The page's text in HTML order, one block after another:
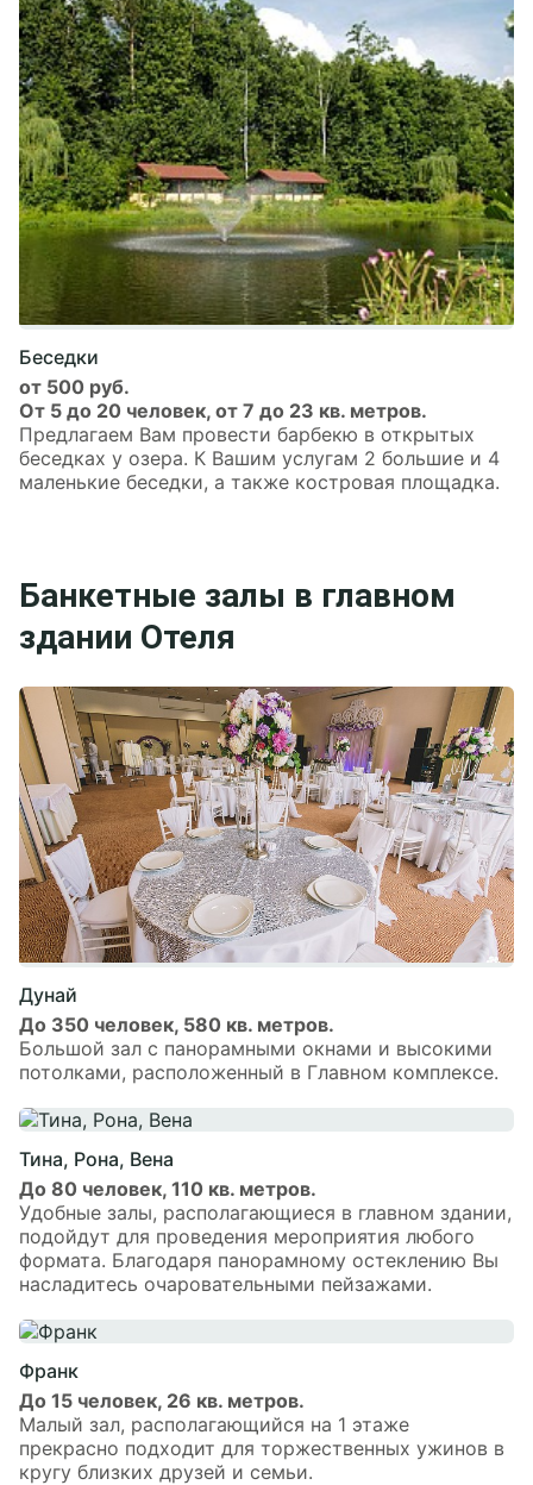
Беседки
от 500 руб.
От 5 до 20 человек, от 7 до 23 кв. метров.
Предлагаем Вам провести барбекю в открытых
беседках у озера. К Вашим услугам 2 большие и 4
маленькие беседки, а также костровая площадка.
Банкетные залы в главном
здании Отеля
Дунай
До 350 человек, 580 кв. метров.
Большой зал с панорамными окнами и высокими
потолками, расположенный в Главном комплексе.
Тина, Рона, Вена
До 80 человек, 110 кв. метров.
Удобные залы, располагающиеся в главном здании,
подойдут для проведения мероприятия любого
формата. Благодаря панорамному остеклению Вы
насладитесь очаровательными пейзажами.
Франк
До 15 человек, 26 кв. метров.
Малый зал, располагающийся на 1 этаже
прекрасно подходит для торжественных ужинов в
кругу близких друзей и семьи.